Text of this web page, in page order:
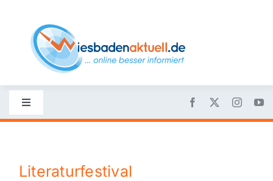
content
Toggle
Navigation
Nachrichten
Literaturfestival